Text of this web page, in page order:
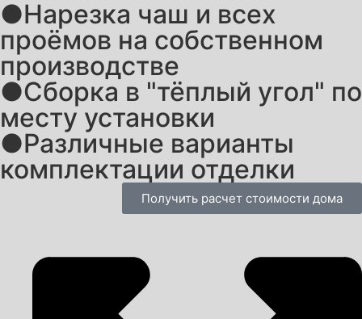
●Нарезка чаш и всех
проёмов на собственном
производстве
●Сборка в "тёплый угол" по
месту установки
●Различные варианты
комплектации отделки
Получить расчет стоимости дома